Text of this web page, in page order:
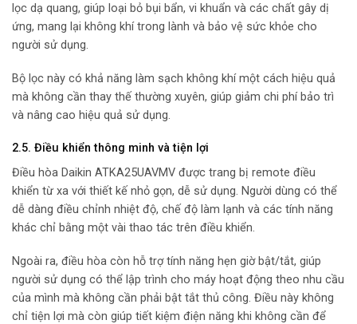
lọc dạ quang, giúp loại bỏ bụi bẩn, vi khuẩn và các chất gây dị
ứng, mang lại không khí trong lành và bảo vệ sức khỏe cho
người sử dụng.
Bộ lọc này có khả năng làm sạch không khí một cách hiệu quả
mà không cần thay thế thường xuyên, giúp giảm chi phí bảo trì
và nâng cao hiệu quả sử dụng.
2.5. Điều khiển thông minh và tiện lợi
Điều hòa Daikin ATKA25UAVMV được trang bị remote điều
khiển từ xa với thiết kế nhỏ gọn, dễ sử dụng. Người dùng có thể
dễ dàng điều chỉnh nhiệt độ, chế độ làm lạnh và các tính năng
khác chỉ bằng một vài thao tác trên điều khiển.
Ngoài ra, điều hòa còn hỗ trợ tính năng hẹn giờ bật/tắt, giúp
người sử dụng có thể lập trình cho máy hoạt động theo nhu cầu
của mình mà không cần phải bật tắt thủ công. Điều này không
chỉ tiện lợi mà còn giúp tiết kiệm điện năng khi không cần để